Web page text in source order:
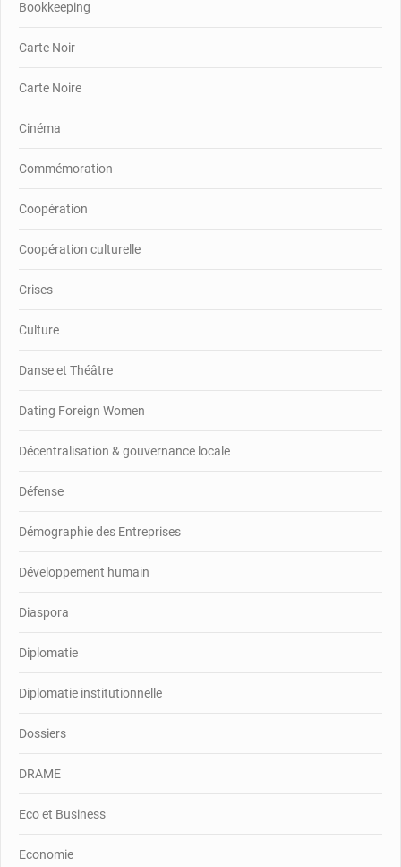
Bookkeeping
Carte Noir
Carte Noire
Cinéma
Commémoration
Coopération
Coopération culturelle
Crises
Culture
Danse et Théâtre
Dating Foreign Women
Décentralisation & gouvernance locale
Défense
Démographie des Entreprises
Développement humain
Diaspora
Diplomatie
Diplomatie institutionnelle
Dossiers
DRAME
Eco et Business
Economie